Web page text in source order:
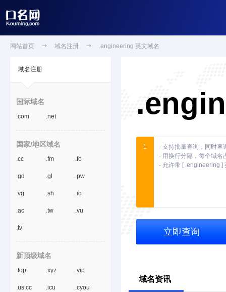
网站首页  域名注册  .engineering 英文域名
域名注册
国际域名
.com .net
国家/地区域名
.cc .fm .fo
.gd .gl .pw
.vg .sh .io
.ac .tw .vu
.tv
新顶级域名
.top .xyz .vip
.us.cc .icu .cyou
1
立即查询
域名资讯